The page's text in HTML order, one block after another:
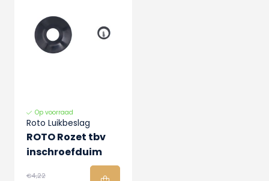
Op voorraad
Roto Luikbeslag
ROTO Rozet tbv
inschroefduim
€4,22